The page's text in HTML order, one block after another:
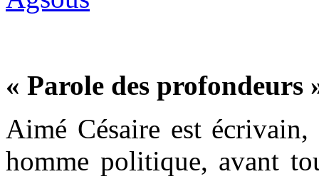
« Parole des profondeurs
Aimé Césaire est écrivain,
homme politique, avant